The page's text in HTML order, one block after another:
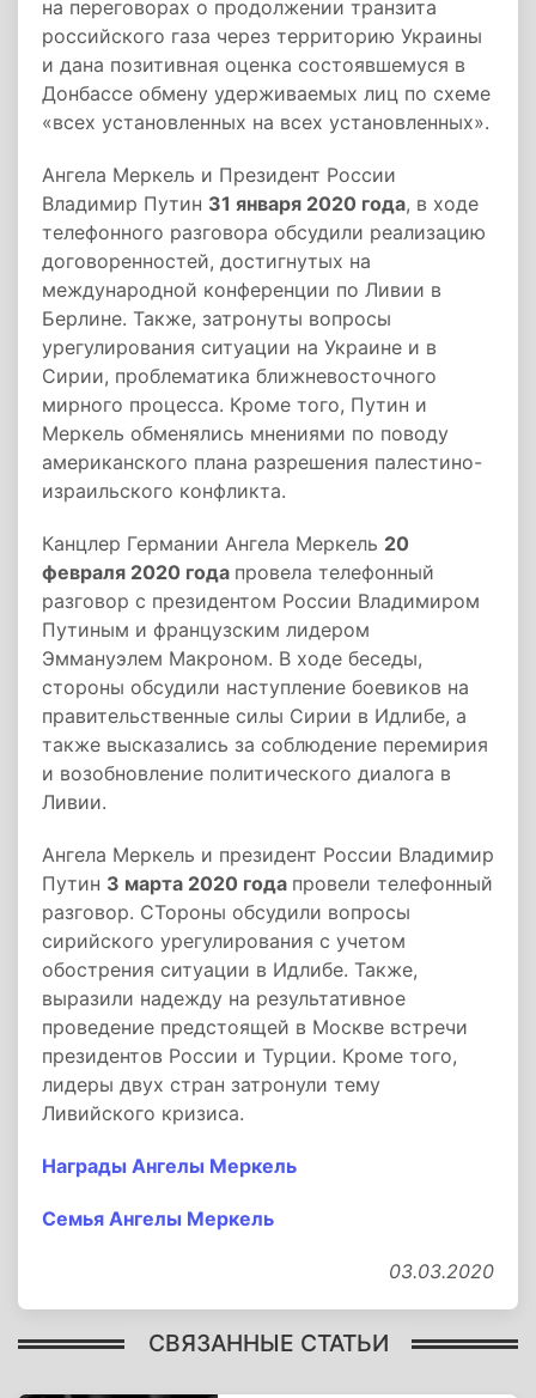
на переговорах о продолжении транзита
российского газа через территорию Украины
и дана позитивная оценка состоявшемуся в
Донбассе обмену удерживаемых лиц по схеме
«всех установленных на всех установленных».
Ангела Меркель и Президент России
Владимир Путин 31 января 2020 года, в ходе
телефонного разговора обсудили реализацию
договоренностей, достигнутых на
международной конференции по Ливии в
Берлине. Также, затронуты вопросы
урегулирования ситуации на Украине и в
Сирии, проблематика ближневосточного
мирного процесса. Кроме того, Путин и
Меркель обменялись мнениями по поводу
американского плана разрешения палестино-
израильского конфликта.
Канцлер Германии Ангела Меркель 20
февраля 2020 года провела телефонный
разговор с президентом России Владимиром
Путиным и французским лидером
Эммануэлем Макроном. В ходе беседы,
стороны обсудили наступление боевиков на
правительственные силы Сирии в Идлибе, а
также высказались за соблюдение перемирия
и возобновление политического диалога в
Ливии.
Ангела Меркель и президент России Владимир
Путин 3 марта 2020 года провели телефонный
разговор. СТороны обсудили вопросы
сирийского урегулирования с учетом
обострения ситуации в Идлибе. Также,
выразили надежду на результативное
проведение предстоящей в Москве встречи
президентов России и Турции. Кроме того,
лидеры двух стран затронули тему
Ливийского кризиса.
Награды Ангелы Меркель
Семья Ангелы Меркель
03.03.2020
СВЯЗАННЫЕ СТАТЬИ